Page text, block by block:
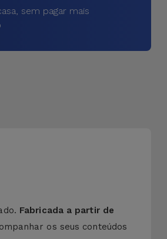
sem pagar mais
Fabricada a partir de
os seus conteúdos